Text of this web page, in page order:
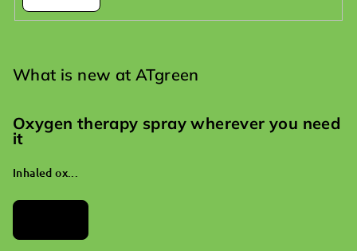
What is new at ATgreen
Oxygen therapy spray wherever you need
it
Inhaled ox...